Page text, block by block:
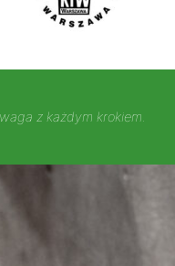
z każdym krokiem.